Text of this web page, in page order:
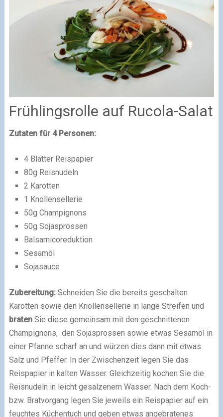
Frühlingsrolle auf Rucola-Salat
Zutaten für 4 Personen:
4 Blätter Reispapier
80g Reisnudeln
2 Karotten
1 Knollensellerie
50g Champignons
50g Sojasprossen
Balsamicoreduktion
Sesamöl
Sojasauce
Zubereitung:Schneiden Sie die bereits geschälten
Karotten sowie den Knollensellerie in lange Streifen und
bratenSie diese gemeinsam mit den geschnittenen
Champignons, den Sojasprossen sowie etwas Sesamöl in
einer Pfanne scharf an und würzen dies dann mit etwas
Salz und Pfeffer. In der Zwischenzeit legen Sie das
Reispapier in kalten Wasser. Gleichzeitig kochen Sie die
Reisnudeln in leicht gesalzenem Wasser. Nach dem Koch-
bzw. Bratvorgang legen Sie jeweils ein Reispapier auf ein
feuchtes Küchentuch und geben etwas angebratenes